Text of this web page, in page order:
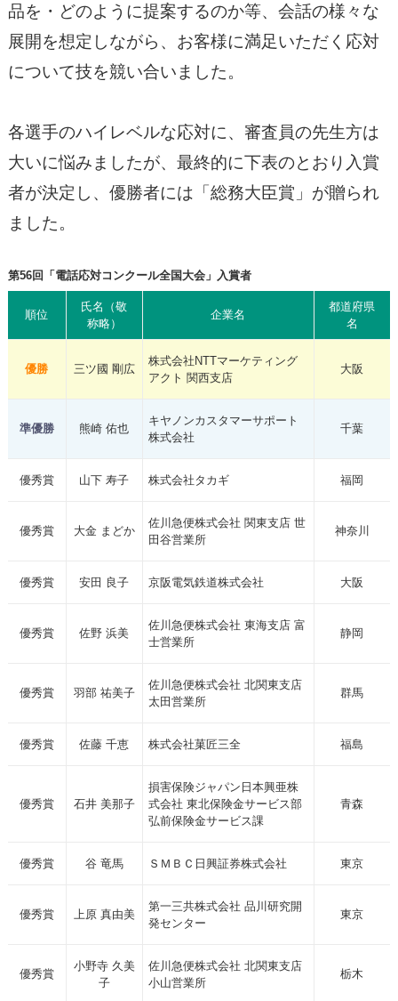
品を・どのように提案するのか等、会話の様々な
展開を想定しながら、お客様に満足いただく応対
について技を競い合いました。
各選手のハイレベルな応対に、審査員の先生方は
大いに悩みましたが、最終的に下表のとおり入賞
者が決定し、優勝者には「総務大臣賞」が贈られ
ました。
第56回「電話応対コンクール全国大会」入賞者
順位
氏名（敬
称略）
企業名
都道府県
名
優勝 三ツ國 剛広
株式会社NTTマーケティング
アクト 関西支店
大阪
準優勝 熊崎 佑也
キヤノンカスタマーサポート
株式会社
千葉
優秀賞 山下 寿子 株式会社タカギ 福岡
優秀賞 大金 まどか
佐川急便株式会社 関東支店 世
田谷営業所
神奈川
優秀賞 安田 良子 京阪電気鉄道株式会社 大阪
優秀賞 佐野 浜美
佐川急便株式会社 東海支店 富
士営業所
静岡
優秀賞 羽部 祐美子
佐川急便株式会社 北関東支店
太田営業所
群馬
優秀賞 佐藤 千恵 株式会社菓匠三全 福島
優秀賞 石井 美那子
損害保険ジャパン日本興亜株
式会社 東北保険金サービス部
弘前保険金サービス課
青森
優秀賞 谷 竜馬 ＳＭＢＣ日興証券株式会社 東京
優秀賞 上原 真由美
第一三共株式会社 品川研究開
発センター
東京
優秀賞
小野寺 久美
子
佐川急便株式会社 北関東支店
小山営業所
栃木